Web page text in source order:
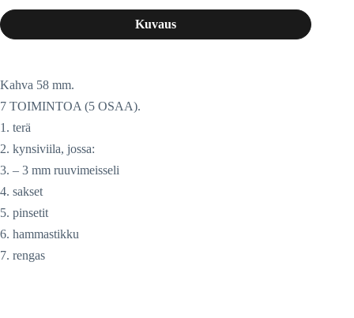
Kuvaus
Kahva 58 mm.
7 TOIMINTOA (5 OSAA).
1. terä
2. kynsiviila, jossa:
3. – 3 mm ruuvimeisseli
4. sakset
5. pinsetit
6. hammastikku
7. rengas